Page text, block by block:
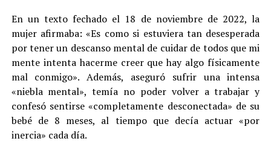
En un texto fechado el 18 de noviembre de 2022, la
mujer afirmaba: «Es como si estuviera tan desesperada
por tener un descanso mental de cuidar de todos que mi
mente intenta hacerme creer que hay algo físicamente
mal conmigo». Además, aseguró sufrir una intensa
«niebla mental», temía no poder volver a trabajar y
confesó sentirse «completamente desconectada» de su
bebé de 8 meses, al tiempo que decía actuar «por
inercia» cada día.